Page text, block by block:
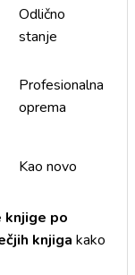
Odlično
stanje
Profesionalna
oprema
Kao novo
knjige po
knjiga kako